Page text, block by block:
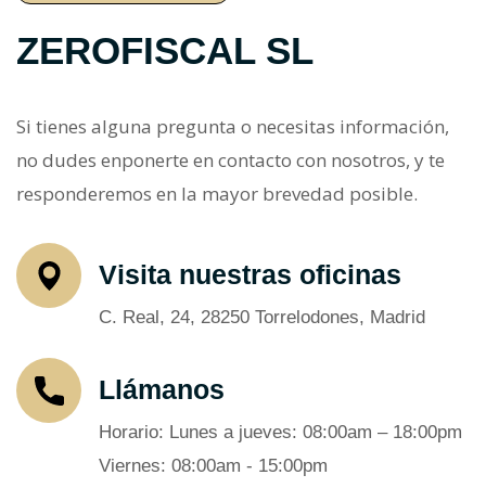
ZEROFISCAL SL
Si tienes alguna pregunta o necesitas información,
no dudes enponerte en contacto con nosotros, y te
responderemos en la mayor brevedad posible.
Visita nuestras oficinas
C. Real, 24, 28250 Torrelodones, Madrid
Llámanos
Horario: Lunes a jueves: 08:00am – 18:00pm
Viernes: 08:00am - 15:00pm